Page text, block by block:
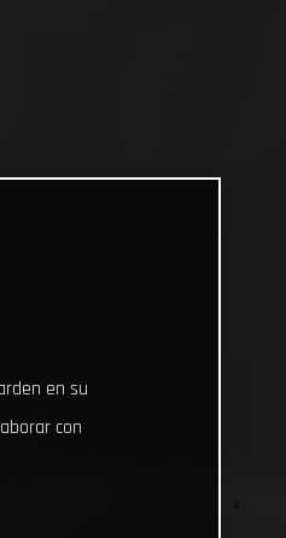
en su
con